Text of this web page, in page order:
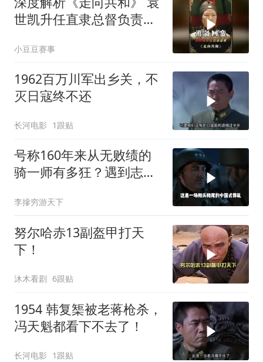
世凯升任直隶总督负责接
小豆豆赛事
1962百万川军出乡关，不
灭日寇终不还
长河电影 1跟贴
号称160年来从无败绩的
骑一师有多狂？遇到志愿
李摻穷游天下
努尔哈赤13副盔甲打天
下！
沐木看剧 6跟贴
1954 韩复榘被老蒋枪杀，
冯天魁都看下不去了！
长河电影 1跟贴